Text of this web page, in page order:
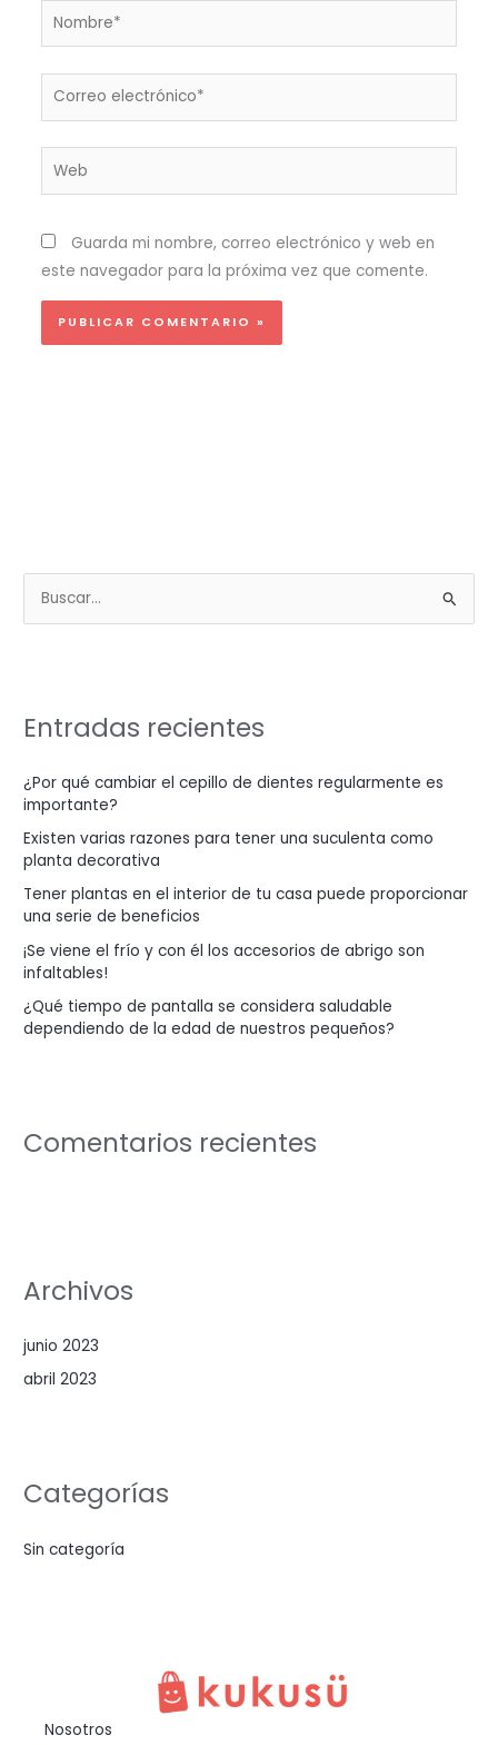
Nombre*
Correo
Web
Guarda mi nombre, correo electrónico y web en
este navegador para la próxima vez que comente.
r
o
r
:
Entradas recientes
¿Por qué cambiar el cepillo de dientes regularmente es
importante?
Existen varias razones para tener una suculenta como
planta decorativa
Tener plantas en el interior de tu casa puede proporcionar
una serie de beneficios
¡Se viene el frío y con él los accesorios de abrigo son
infaltables!
¿Qué tiempo de pantalla se considera saludable
dependiendo de la edad de nuestros pequeños?
Comentarios recientes
Archivos
junio 2023
abril 2023
Categorías
Sin categoría
Nosotros